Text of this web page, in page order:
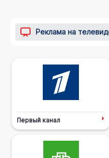
Реклама на
Первый канал